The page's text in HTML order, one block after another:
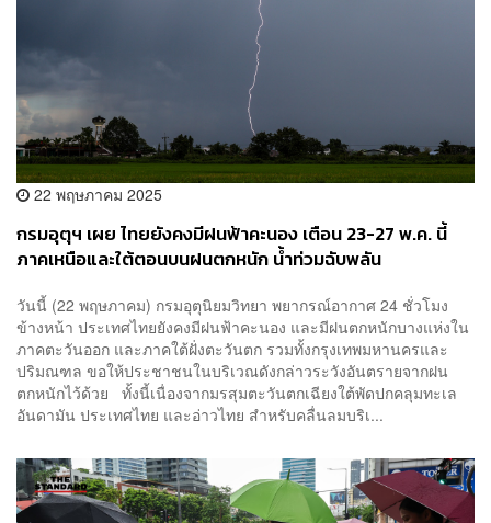
22 พฤษภาคม 2025
กรมอุตุฯ เผย ไทยยังคงมีฝนฟ้าคะนอง เตือน 23-27 พ.ค. นี้
ภาคเหนือและใต้ตอนบนฝนตกหนัก น้ำท่วมฉับพลัน
วันนี้ (22 พฤษภาคม) กรมอุตุนิยมวิทยา พยากรณ์อากาศ 24 ชั่วโมง
ข้างหน้า ประเทศไทยยังคงมีฝนฟ้าคะนอง และมีฝนตกหนักบางแห่งใน
ภาคตะวันออก และภาคใต้ฝั่งตะวันตก รวมทั้งกรุงเทพมหานครและ
ปริมณฑล ขอให้ประชาชนในบริเวณดังกล่าวระวังอันตรายจากฝน
ตกหนักไว้ด้วย ทั้งนี้เนื่องจากมรสุมตะวันตกเฉียงใต้พัดปกคลุมทะเล
อันดามัน ประเทศไทย และอ่าวไทย สำหรับคลื่นลมบริเ...